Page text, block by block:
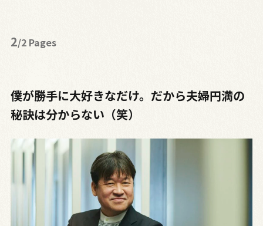
2/2 Pages
僕が勝手に大好きなだけ。だから夫婦円満の
秘訣は分からない（笑）